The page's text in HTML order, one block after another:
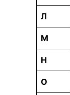
Л
М
Н
О